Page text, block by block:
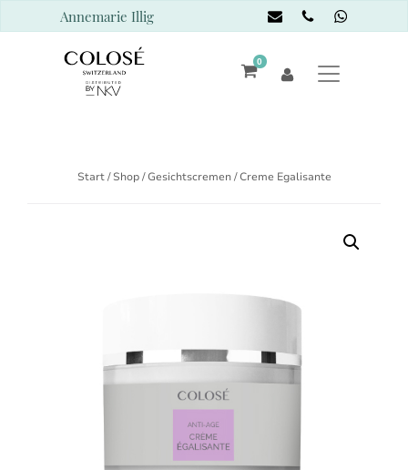
Annemarie Illig
0
Start/Shop/Gesichtscremen/ Creme Egalisante